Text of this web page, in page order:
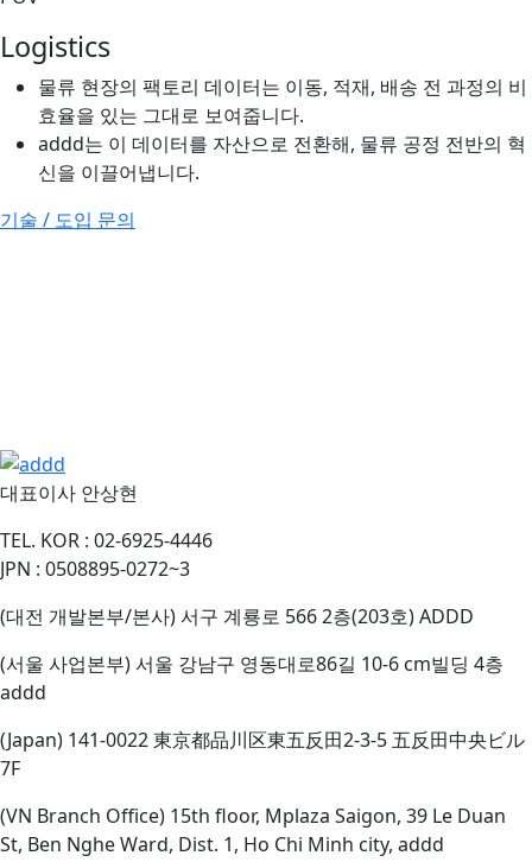
Logistics
물류 현장의 팩토리 데이터는 이동, 적재, 배송 전 과정의 비
효율을 있는 그대로 보여줍니다.
addd는 이 데이터를 자산으로 전환해, 물류 공정 전반의 혁
신을 이끌어냅니다.
기술 / 도입 문의
대표이사 안상현
TEL. KOR : 02-6925-4446
JPN : 0508895-0272~3
(대전 개발본부/본사) 서구 계룡로 566 2층(203호) ADDD
(서울 사업본부) 서울 강남구 영동대로86길 10-6 cm빌딩 4층
addd
(Japan) 141-0022 東京都品川区東五反田2-3-5 五反田中央ビル
7F
(VN Branch Office) 15th floor, Mplaza Saigon, 39 Le Duan
St, Ben Nghe Ward, Dist. 1, Ho Chi Minh city, addd